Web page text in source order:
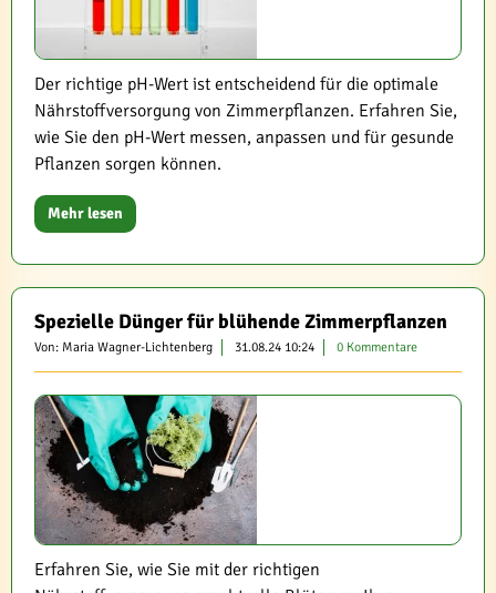
Der richtige pH-Wert ist entscheidend für die optimale
Nährstoffversorgung von Zimmerpflanzen. Erfahren Sie,
wie Sie den pH-Wert messen, anpassen und für gesunde
Pflanzen sorgen können.
Mehr lesen
Spezielle Dünger für blühende Zimmerpflanzen
Von: Maria Wagner-Lichtenberg 31.08.24 10:24 0 Kommentare
Erfahren Sie, wie Sie mit der richtigen